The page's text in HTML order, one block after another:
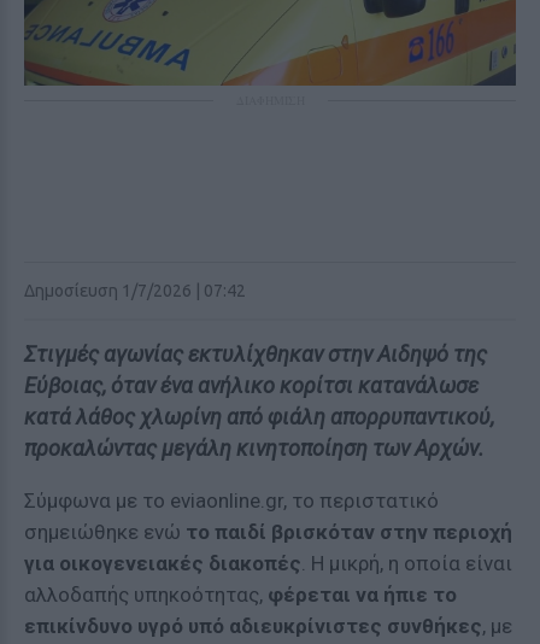
Δημοσίευση 1/7/2026 | 07:42
Στιγμές αγωνίας εκτυλίχθηκαν στην Αιδηψό της
Εύβοιας, όταν ένα ανήλικο κορίτσι κατανάλωσε
κατά λάθος χλωρίνη από φιάλη απορρυπαντικού,
προκαλώντας μεγάλη κινητοποίηση των Αρχών.
Σύμφωνα με το eviaonline.gr, το περιστατικό
σημειώθηκε ενώ το παιδί βρισκόταν στην περιοχή
για οικογενειακές διακοπές. Η μικρή, η οποία είναι
αλλοδαπής υπηκοότητας, φέρεται να ήπιε το
επικίνδυνο υγρό υπό αδιευκρίνιστες συνθήκες, με